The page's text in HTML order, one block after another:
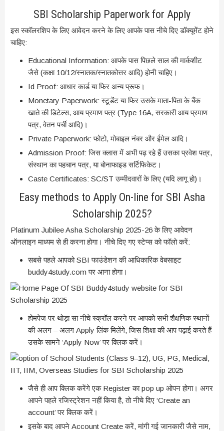
SBI Scholarship Paperwork for Apply
इस स्कॉलरशिप के लिए आवेदन करने के लिए आपके पास नीचे दिए डॉक्यूमेंट होने
चाहिए:
Educational Information: आपके पास पिछले साल की मार्कशीट
जैसे (कक्षा 10/12/स्नातक/स्नातकोत्तर आदि) होनी चाहिए।
Id Proof: आधार कार्ड या फिर अन्य प्रूफ।
Monetary Paperwork: स्टूडेंट या फिर उसके माता-पिता के बैंक
खाते की डिटेल्स, आय प्रमाण पत्र (Type 16A, सरकारी आय प्रमाण
पत्र, वेतन पर्ची आदि)।
Private Paperwork: फोटो, मोबाइल नंबर और ईमेल आदि।
Admission Proof: जिस क्लास में अभी पढ़ रहे हैं उसका प्रवेश पत्र,
संस्थान का पहचान पत्र, या बोनाफाइड सर्टिफिकेट।
Caste Certificates: SC/ST उम्मीदवारों के लिए (यदि लागू हो)।
Easy methods to Apply On-line for SBI Asha
Scholarship 2025?
Platinum Jubilee Asha Scholarship 2025-26 के लिए आवेदन
ऑनलाइन माध्यम से ही करना होगा। नीचे दिए गए स्टेप्स को फॉलो करें:
सबसे पहले आपको SBI फाउंडेशन की आधिकारिक वेबसाइट
buddy4study.com पर आना होगा।
होमपेज पर थोड़ा सा नीचे स्क्रॉल करने पर आपको सभी शैक्षणिक स्थानों
की अलग – अलग Apply लिंक मिलेंगे, जिस शिक्षा की आप पढ़ाई करते हैं
उसके सामने ‘Apply Now’ पर क्लिक करें।
जैसे ही आप क्लिक करेंगे एक Register का pop up ओपन होगा। अगर
आपने पहले रजिस्ट्रेशन नहीं किया है, तो नीचे दिए ‘Create an
account’ पर क्लिक करें।
इसके बाद आपने Account Create करें, मांगी गई जानकारी जैसे नाम,